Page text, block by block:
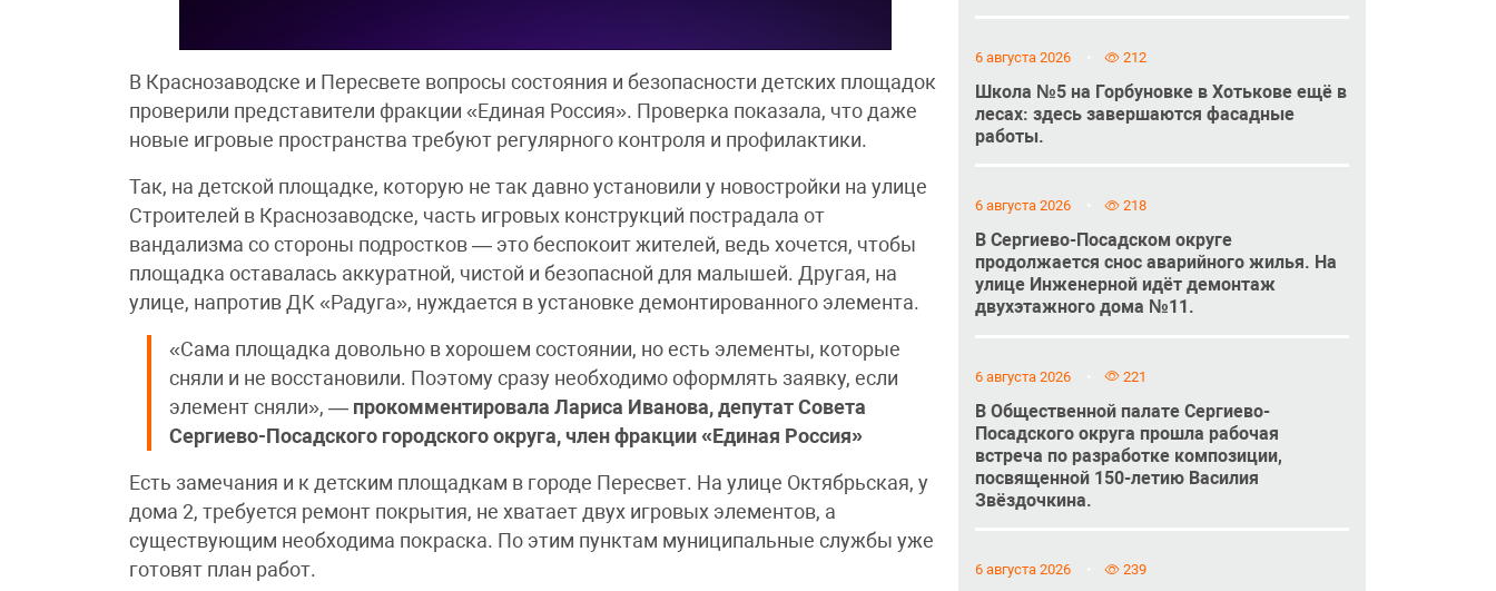
В Краснозаводске и Пересвете вопросы состояния и безопасности детских площадок
проверили представители фракции «Единая Россия». Проверка показала, что даже
новые игровые пространства требуют регулярного контроля и профилактики.
Так, на детской площадке, которую не так давно установили у новостройки на улице
Строителей в Краснозаводске, часть игровых конструкций пострадала от
вандализма со стороны подростков — это беспокоит жителей, ведь хочется, чтобы
площадка оставалась аккуратной, чистой и безопасной для малышей. Другая, на
улице, напротив ДК «Радуга», нуждается в установке демонтированного элемента.
«Сама площадка довольно в хорошем состоянии, но есть элементы, которые
сняли и не восстановили. Поэтому сразу необходимо оформлять заявку, если
элемент сняли», — прокомментировала Лариса Иванова, депутат Совета
Сергиево-Посадского городского округа, член фракции «Единая Россия»
Есть замечания и к детским площадкам в городе Пересвет. На улице Октябрьская, у
дома 2, требуется ремонт покрытия, не хватает двух игровых элементов, а
существующим необходима покраска. По этим пунктам муниципальные службы уже
готовят план работ.
6 августа 2026 212
Школа №5 на Горбуновке в Хотькове ещё в
лесах: здесь завершаются фасадные
работы.
6 августа 2026 218
В Сергиево-Посадском округе
продолжается снос аварийного жилья. На
улице Инженерной идёт демонтаж
двухэтажного дома №11.
6 августа 2026 221
В Общественной палате Сергиево-
Посадского округа прошла рабочая
встреча по разработке композиции,
посвященной 150-летию Василия
Звёздочкина.
6 августа 2026 239